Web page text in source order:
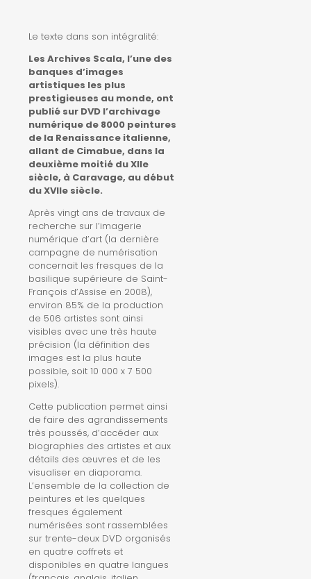
Le texte dans son intégralité:
Les Archives Scala, l’une des
banques d’images
artistiques les plus
prestigieuses au monde, ont
publié sur DVD l’archivage
numérique de 8000 peintures
de la Renaissance italienne,
allant de Cimabue, dans la
deuxième moitié du XIIe
siècle, à Caravage, au début
du XVIIe siècle.
Après vingt ans de travaux de
recherche sur l’imagerie
numérique d’art (la dernière
campagne de numérisation
concernait les fresques de la
basilique supérieure de Saint-
François d’Assise en 2008),
environ 85% de la production
de 506 artistes sont ainsi
visibles avec une très haute
précision (la définition des
images est la plus haute
possible, soit 10 000 x 7 500
pixels).
Cette publication permet ainsi
de faire des agrandissements
très poussés, d’accéder aux
biographies des artistes et aux
détails des œuvres et de les
visualiser en diaporama.
L’ensemble de la collection de
peintures et les quelques
fresques également
numérisées sont rassemblées
sur trente-deux DVD organisés
en quatre coffrets et
disponibles en quatre langues